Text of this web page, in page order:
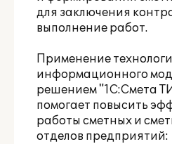
для заключения
выполнение работ.
Применение
информационного
решением "1С:Смета
помогает повысить
работы сметных и
отделов предприятий: